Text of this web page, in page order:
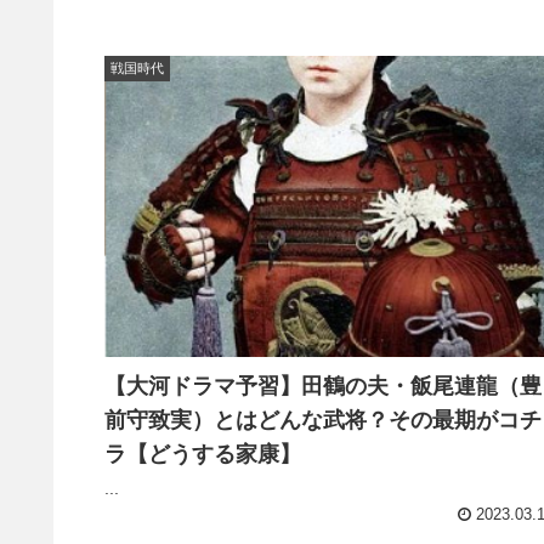
戦国時代
【大河ドラマ予習】田鶴の夫・飯尾連龍（豊
前守致実）とはどんな武将？その最期がコチ
ラ【どうする家康】